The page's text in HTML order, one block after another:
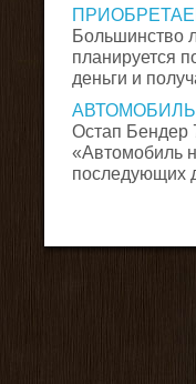
Большинство
планируется
деньги и
Остап Бендер
«Автомобиль
последующих